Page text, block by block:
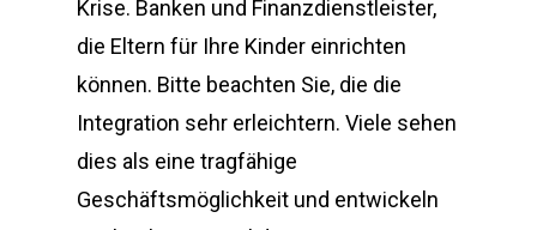
Krise. Banken und Finanzdienstleister,
die Eltern für Ihre Kinder einrichten
können. Bitte beachten Sie, die die
Integration sehr erleichtern. Viele sehen
dies als eine tragfähige
Geschäftsmöglichkeit und entwickeln